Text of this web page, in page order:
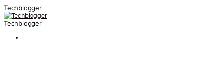
Techblogger
Techblogger